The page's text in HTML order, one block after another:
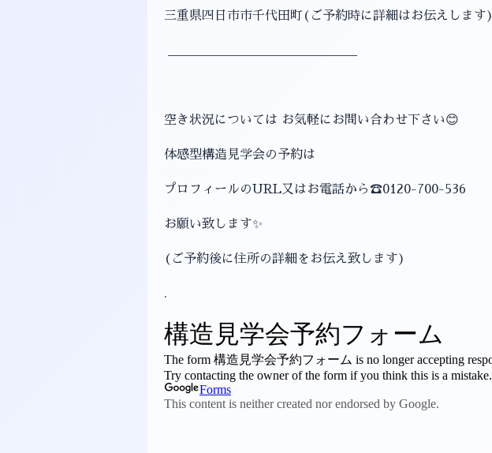
三重県四日市市千代田町(ご予約時に詳細はお伝えします)
空き状況については お気軽にお問い合わせ下さい😊
体感型構造見学会の予約は
プロフィールのURL又はお電話から☎︎0120-700-536
お願い致します✨
(ご予約後に住所の詳細をお伝え致します)
.